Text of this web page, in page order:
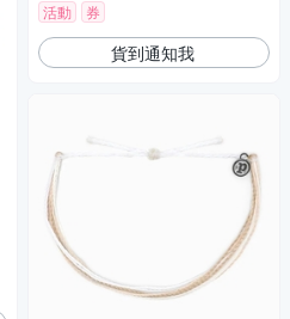
活動 券
貨到通知我